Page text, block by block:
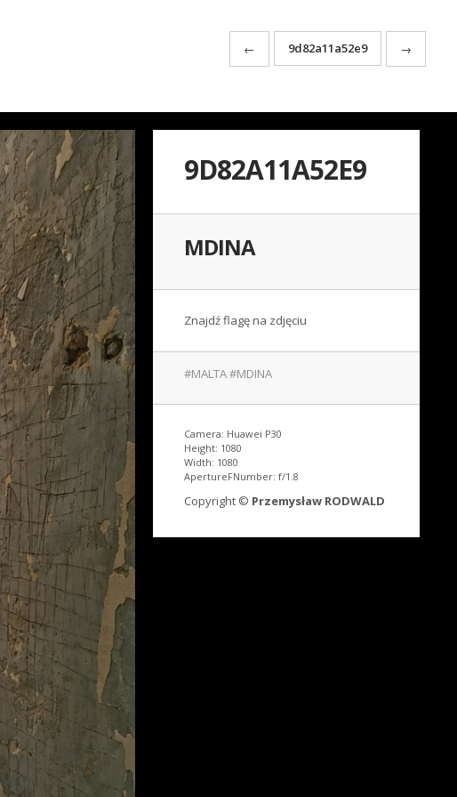
← 9d82a11a52e9 →
9D82A11A52E9
MDINA
Znajdź flagę na zdjęciu
#MALTA #MDINA
Camera: Huawei P30
Height: 1080
Width: 1080
ApertureFNumber: f/1.8
Copyright © Przemysław RODWALD